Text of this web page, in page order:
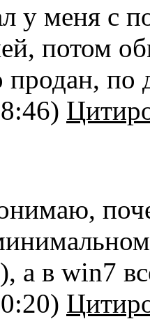
у меня с
потом
продан, по
а в win7